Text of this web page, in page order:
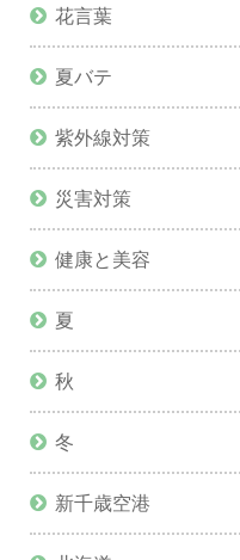
花言葉
夏バテ
紫外線対策
災害対策
健康と美容
夏
秋
冬
新千歳空港